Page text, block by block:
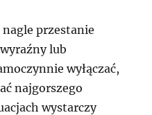
przestanie
lub
wyłączać,
najgorszego
wystarczy